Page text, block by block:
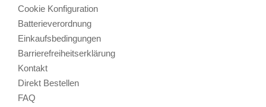
Cookie Konfiguration
Batterieverordnung
Einkaufsbedingungen
Barrierefreiheitserklärung
Kontakt
Direkt Bestellen
FAQ